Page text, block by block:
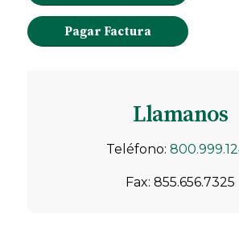
Pagar Factura
Llamanos
Teléfono:
Fax: 855.656.7325